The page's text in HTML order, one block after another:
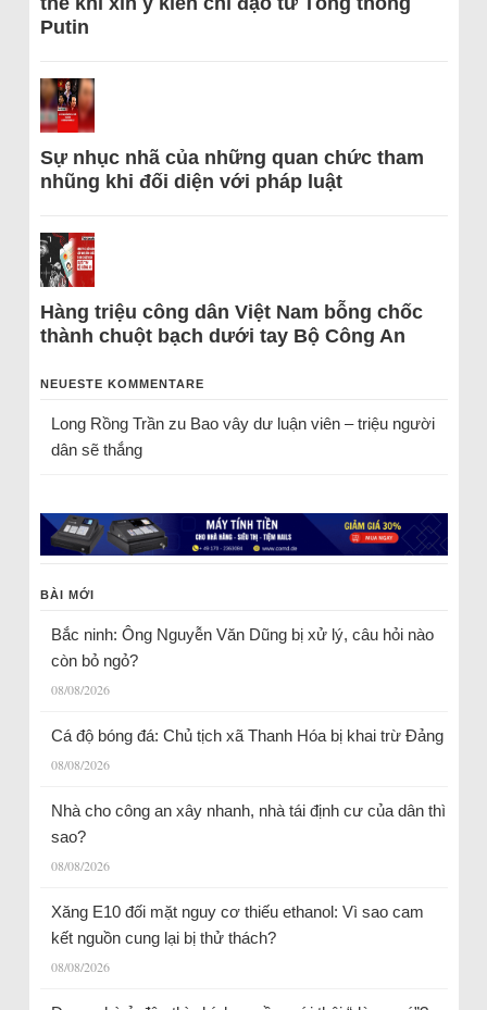
Putin
Sự nhục nhã của những quan chức tham
nhũng khi đối diện với pháp luật
Hàng triệu công dân Việt Nam bỗng chốc
thành chuột bạch dưới tay Bộ Công An
NEUESTE KOMMENTARE
Long Rồng Trầnzu Bao vây dư luận viên – triệu người
dân sẽ thắng
BÀI MỚI
Bắc ninh: Ông Nguyễn Văn Dũng bị xử lý, câu hỏi nào
còn bỏ ngỏ?
08/08/2026
Cá độ bóng đá: Chủ tịch xã Thanh Hóa bị khai trừ Đảng
08/08/2026
Nhà cho công an xây nhanh, nhà tái định cư của dân thì
sao?
08/08/2026
Xăng E10 đối mặt nguy cơ thiếu ethanol: Vì sao cam
kết nguồn cung lại bị thử thách?
08/08/2026